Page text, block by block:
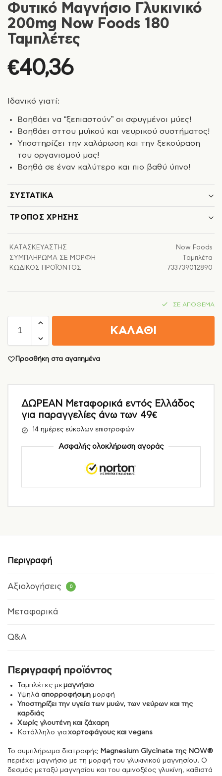
Φυτικό Μαγνήσιο Γλυκινικό
200mg Now Foods 180
Ταμπλέτες
€40,36
Ιδανικό γιατί:
Βοηθάει να “ξεπιαστούν” οι σφυγμένοι μύες!
Βοηθάει σττου μυϊκού και νευρικού συστήματος!
Υποστηρίζει την χαλάρωση και την ξεκούραση
του οργανισμού μας!
Βοηθά σε έναν καλύτερο και πιο βαθύ ύπνο!
ΣΥΣΤΑΤΙΚΆ
ΤΡΌΠΟΣ ΧΡΉΣΗΣ
ΚΑΤΑΣΚΕΥΑΣΤΉΣ
Now Foods
ΣΥΜΠΛΉΡΩΜΑ ΣΕ ΜΟΡΦΉ
Ταμπλέτα
ΚΩΔΙΚΌΣ ΠΡΟΪΌΝΤΟΣ
733739012890
ΣΕ ΑΠΌΘΕΜΑ
ΚΑΛΑΘΙ
Προσθήκη στα αγαπημένα
ΔΩΡΕΑΝ Μεταφορικά εντός Ελλάδος
για παραγγελίες άνω των 49€
14 ημέρες εύκολων επιστροφών
Ασφαλής ολοκλήρωση αγοράς
Περιγραφή
Αξιολογήσεις 0
Μεταφορικά
Q&A
Περιγραφή προϊόντος
Ταμπλέτες με μαγνήσιο
Υψηλά απορροφήσιμη μορφή
Υποστηρίζει την υγεία των μυών, των νεύρων και της
καρδιάς
Χωρίς γλουτένη και ζάχαρη
Κατάλληλο για χορτοφάγους και vegans
Το συμπλήρωμα διατροφής Magnesium Glycinate της NOW®
περιέχει μαγνήσιο με τη μορφή του γλυκινικού μαγνησίου. Ο
δεσμός μεταξύ μαγνησίου και του αμινοξέος γλυκίνη, καθιστά